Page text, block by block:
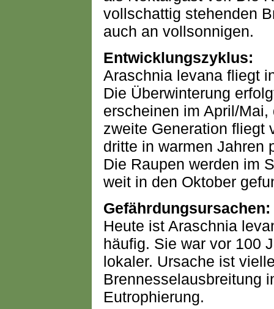
vollschattig stehenden
auch an vollsonnigen.
Entwicklungszyklus:
Araschnia levana fliegt
Die Überwinterung
erscheinen im April/
zweite Generation fliegt
dritte in warmen Jahren
Die Raupen werden im
weit in den Oktober
Gefährdungsursachen:
Heute ist Araschnia
häufig. Sie war vor 100
lokaler. Ursache ist
Brennesselausbreitung
Eutrophierung.